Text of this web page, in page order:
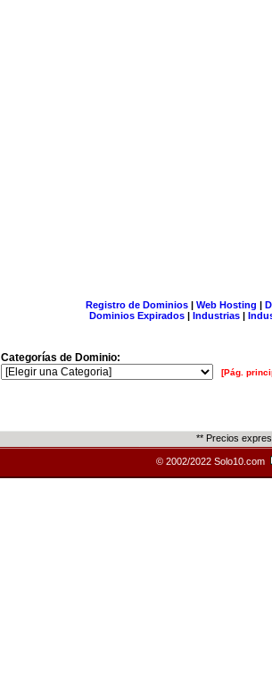
Registro de Dominios| Web Hosting |
Dominios Expirados | Industrias |
Categorías de Dominio:
[Pág.
** Precios
© 2002/2022 Solo10.com